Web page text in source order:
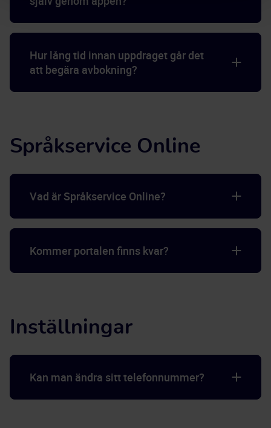
Hur lång tid innan uppdraget går det
att begära avbokning?
Språkservice Online
Vad är Språkservice Online?
Kommer portalen finns kvar?
Inställningar
Kan man ändra sitt telefonnummer?